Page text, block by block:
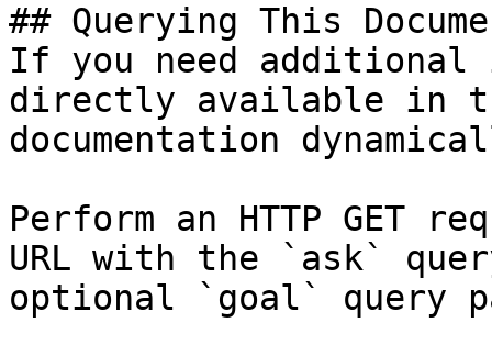
## Querying This
If you need
directly available in
documentation
Perform an HTTP GET
URL with the `ask`
optional `goal` query